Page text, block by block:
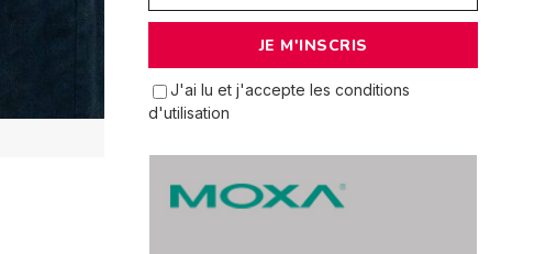
J'ai lu et j'accepte les conditions
d'utilisation